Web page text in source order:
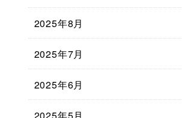
2025年8月
2025年7月
2025年6月